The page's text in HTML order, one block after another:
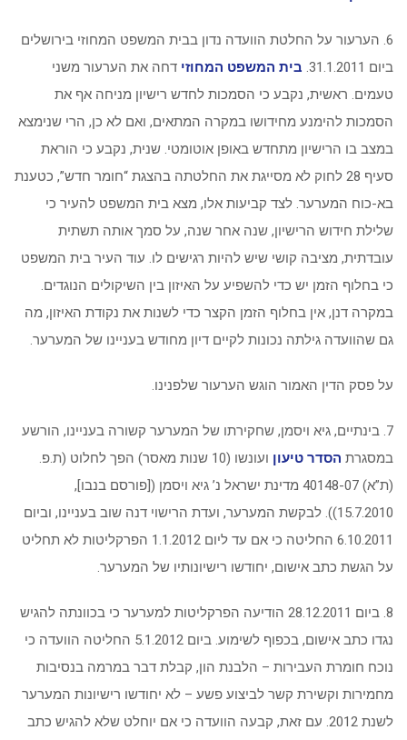
6. הערעור על החלטת הוועדה נדון בבית המשפט המחוזי בירושלים
ביום 31.1.2011.
בית המשפט המחוזי דחה את הערעור משני
טעמים. ראשית, נקבע כי הסמכות לחדש רישיון מניחה אף את
הסמכות להימנע מחידושו במקרה המתאים, ואם לא כן, הרי שנימצא
במצב בו הרישיון מתחדש באופן אוטומטי. שנית, נקבע כי הוראת
סעיף 28 לחוק לא מסייגת את החלטתה בהצגת “חומר חדש”, כטענת
בא-כוח המערער. לצד קביעות אלו, מצא בית המשפט להעיר כי
שלילת חידוש הרישיון, שנה אחר שנה, על סמך אותה תשתית
עובדתית, מציבה קושי שיש להיות רגישים לו. עוד העיר בית המשפט
כי בחלוף הזמן יש כדי להשפיע על האיזון בין השיקולים הנוגדים.
במקרה דנן, אין בחלוף הזמן הקצר כדי לשנות את נקודת האיזון, מה
גם שהוועדה גילתה נכונות לקיים דיון מחודש בעניינו של המערער.
על פסק הדין האמור הוגש הערעור שלפנינו.
7. בינתיים, גיא ויסמן, שחקירתו של המערער קשורה בעניינו, הורשע
במסגרת הסדר טיעון
ועונשו (10 שנות מאסר) הפך לחלוט (ת.פ.
(ת”א) 40148-07 מדינת ישראל נ’ גיא ויסמן ([פורסם בנבו],
15.7.2010)). לבקשת המערער, ועדת הרישוי דנה שוב בעניינו, וביום
6.10.2011 החליטה כי אם עד ליום 1.1.2012 הפרקליטות לא תחליט
על הגשת כתב אישום, יחודשו רישיונותיו של המערער.
8. ביום 28.12.2011 הודיעה הפרקליטות למערער כי בכוונתה להגיש
נגדו כתב אישום, בכפוף לשימוע. ביום 5.1.2012 החליטה הוועדה כי
נוכח חומרת העבירות – הלבנת הון, קבלת דבר במרמה בנסיבות
מחמירות וקשירת קשר לביצוע פשע – לא יחודשו רישיונות המערער
לשנת 2012. עם זאת, קבעה הוועדה כי אם יוחלט שלא להגיש כתב